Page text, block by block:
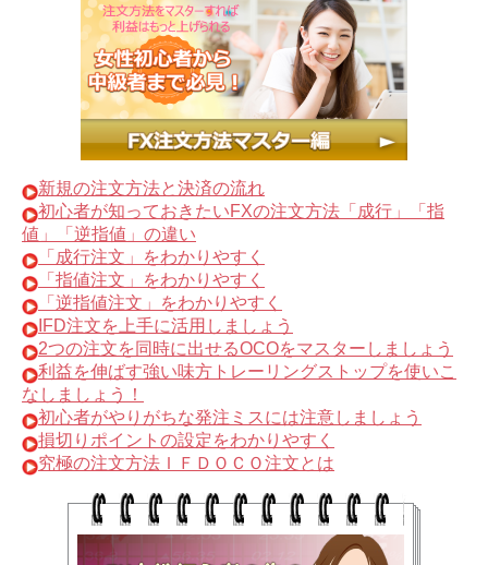
新規の注文方法と決済の流れ
初心者が知っておきたいFXの注文方法「成行」「指
値」「逆指値」の違い
「成行注文」をわかりやすく
「指値注文」をわかりやすく
「逆指値注文」をわかりやすく
IFD注文を上手に活用しましょう
2つの注文を同時に出せるOCOをマスターしましょう
利益を伸ばす強い味方トレーリングストップを使いこ
なしましょう！
初心者がやりがちな発注ミスには注意しましょう
損切りポイントの設定をわかりやすく
究極の注文方法ＩＦＤＯＣＯ注文とは